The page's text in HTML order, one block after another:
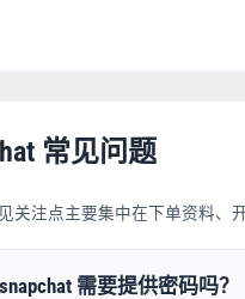
常见问题
关注点主要集中在下单资料、
需要提供密码吗？